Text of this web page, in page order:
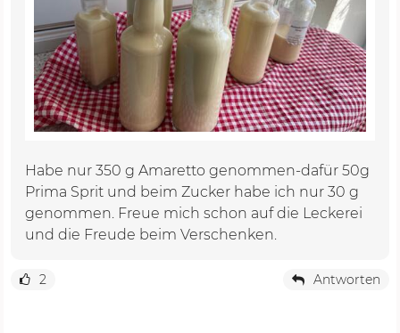
Habe nur 350 g Amaretto genommen-dafür 50g
Prima Sprit und beim Zucker habe ich nur 30 g
genommen. Freue mich schon auf die Leckerei
und die Freude beim Verschenken.
2 Antworten